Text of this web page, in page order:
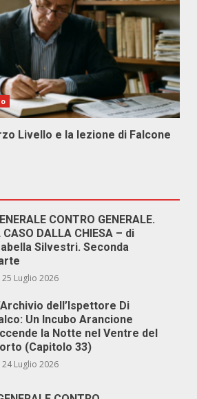
Livello e la lezione di Falcone
CONTRO GENERALE.
CASO DALLA CHIESA – di
Silvestri. Seconda
25 Luglio 2026
dell’Ispettore Di
Un Incubo Arancione
la Notte nel Ventre del
(Capitolo 33)
24 Luglio 2026